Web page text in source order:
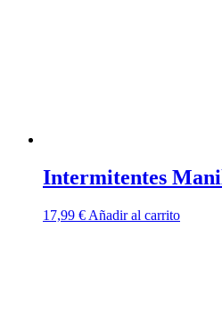
Intermitentes
17,99 € Añadir al carrito